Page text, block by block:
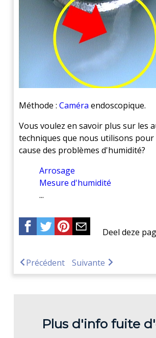
Méthode : Caméra endoscopique.
Vous voulez en savoir plus sur les
techniques que nous utilisons
cause des problèmes d'humidité?
Arrosage
Mesure d'humidité
...
Deel deze
Précédent Suivante
Plus d'info fuite